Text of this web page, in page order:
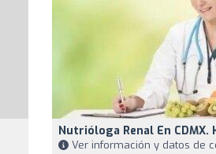
Nutrióloga Renal En CDMX.
Ver información y datos de